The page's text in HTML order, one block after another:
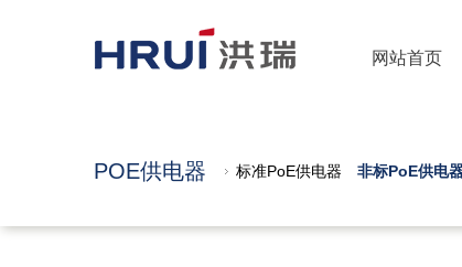
网站首页
POE供电器 标准PoE供电器 非标PoE供电